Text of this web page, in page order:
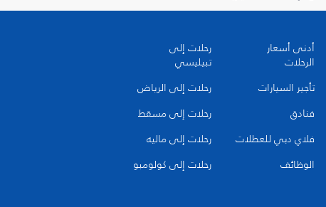
أدنى أسعار
الرحلات
تأجير السيارات
فنادق
فلاي دبي للعطلات
الوظائف
رحلات إلى
تبيليسي
رحلات إلى الرياض
رحلات إلى مسقط
رحلات إلى ماليه
رحلات إلى كولومبو